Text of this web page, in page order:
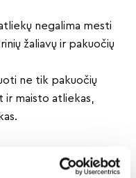
negalima mesti
žaliavų ir pakuočių
ne tik pakuočių
ir maisto atliekas,